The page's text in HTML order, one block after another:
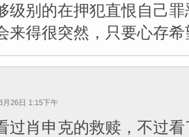
级别的在押犯直恨自己
来得很突然，只要心存
月26日 1:15下午
过肖申克的救赎，不过